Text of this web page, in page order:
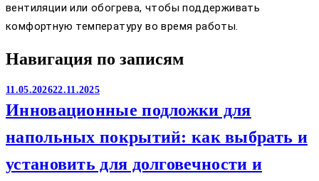
вентиляции или обогрева, чтобы поддерживать
комфортную температуру во время работы.
Навигация по записям
11.05.202622.11.2025
Инновационные подложки для
напольных покрытий: как выбрать и
установить для долговечности и